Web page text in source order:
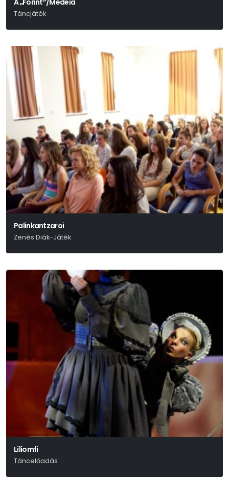
Táncjáték
Palinkantzaroi
Zenés Diák-Játék
Liliomfi
Táncelőadás